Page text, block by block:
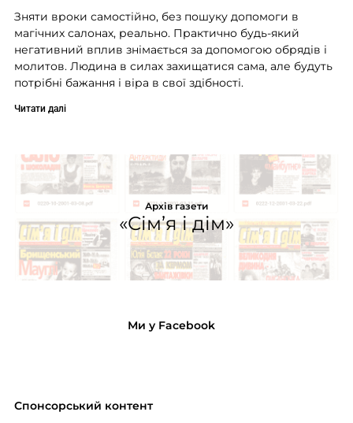
Зняти вроки самостійно, без пошуку допомоги в
магічних салонах, реально. Практично будь-який
негативний вплив знімається за допомогою обрядів і
молитов. Людина в силах захищатися сама, але будуть
потрібні бажання і віра в свої здібності.
Читати далі
Архів газети
«Сім’я і дім»
Ми у Facebook
Спонсорський контент